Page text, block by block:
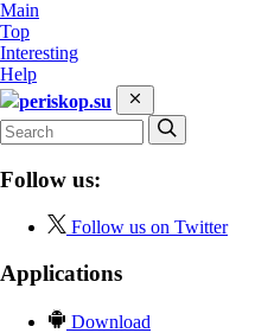
Main
Top
Interesting
Help
periskop.su
Follow us:
Follow us on Twitter
Applications
Download